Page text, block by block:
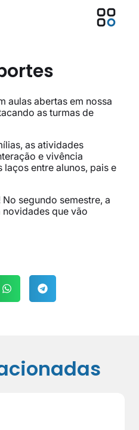
aulas abertas em nossa
as turmas de
as atividades
e vivência
entre alunos, pais e
segundo semestre, a
novidades que vão